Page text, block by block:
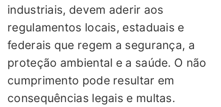
industriais, devem aderir aos
regulamentos locais, estaduais e
federais que regem a segurança, a
proteção ambiental e a saúde. O não
cumprimento pode resultar em
consequências legais e multas.